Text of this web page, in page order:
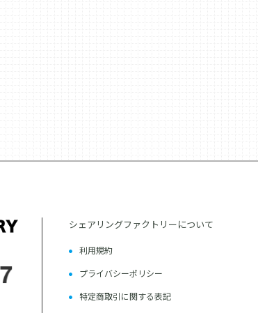
シェアリングファクトリーについて
利用規約
プライバシーポリシー
特定商取引に関する表記